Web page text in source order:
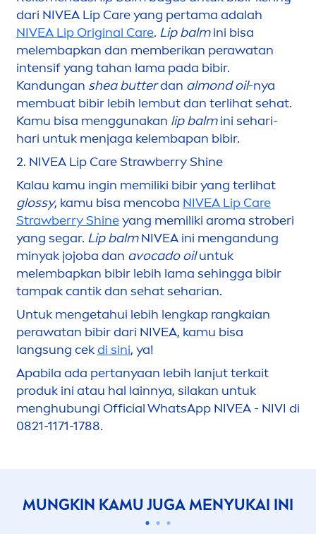
dari NIVEA Lip Careyang pertama adalah
NIVEA LipOriginal Care. Lipbalmini bisa
melembapkan dan memberikan perawatan
intensif yang tahan lama pada bibir.
Kandungan sheabutterdan almond oil-nya
membuat bibir lebih lembut dan terlihat sehat.
Kamu bisa menggunakan lipbalmini sehari-
hari untuk menjaga kelembapan bibir.
2. NIVEA Lip CareStrawberryShine
Kalau kamu ingin memiliki bibir yang terlihat
glossy, kamu bisa mencoba NIVEA Lip Care
StrawberryShineyang memiliki aroma stroberi
yang segar. Lipbalm NIVEA ini mengandung
minyak jojoba dan avocado oiluntuk
melembapkan bibir lebih lama sehingga bibir
tampak cantik dan sehat seharian.
Untuk mengetahui lebih lengkap rangkaian
perawatan bibir dari NIVEA, kamu bisa
langsung cekdi sini, ya!
Apabila ada pertanyaan lebih lanjut terkait
produk ini atau hal lainnya, silakan untuk
menghubungi Official WhatsApp NIVEA - NIVI di
0821-1171-1788.
MUNGKIN KAMU JUGAMENYUKAI INI